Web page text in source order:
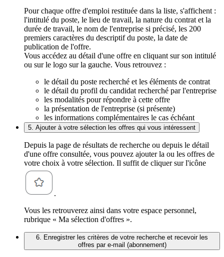
Pour chaque offre d'emploi restituée dans la liste, s'affichent :
l'intitulé du poste, le lieu de travail, la nature du contrat et la
durée de travail, le nom de l'entreprise si précisé, les 200
premiers caractères du descriptif du poste, la date de
publication de l'offre.
Vous accédez au détail d'une offre en cliquant sur son intitulé
ou sur le logo sur la gauche. Vous retrouvez :
le détail du poste recherché et les éléments de contrat
le détail du profil du candidat recherché par l'entreprise
les modalités pour répondre à cette offre
la présentation de l'entreprise (si présente)
les informations complémentaires le cas échéant
5. Ajouter à votre sélection les offres qui vous intéressent
Depuis la page de résultats de recherche ou depuis le détail
d'une offre consultée, vous pouvez ajouter la ou les offres de
votre choix à votre sélection. Il suffit de cliquer sur l'icône
.
Vous les retrouverez ainsi dans votre espace personnel,
rubrique « Ma sélection d'offres ».
6. Enregistrer les critères de votre recherche et recevoir les
offres par e-mail (abonnement)